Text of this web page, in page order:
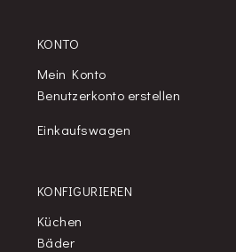
KONTO
Mein Konto
Benutzerkonto erstellen
Einkaufswagen
KONFIGURIEREN
Küchen
Bäder